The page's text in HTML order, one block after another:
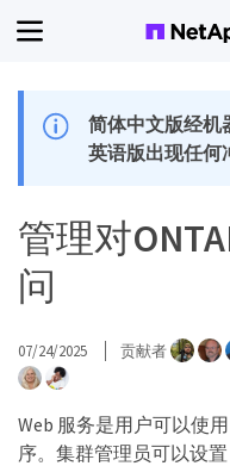
简体中文版经机
英语版出现任何
管理对
问
07/24/2025 贡献者
Web 服务是用户可以使
序。集群管理员可以设置